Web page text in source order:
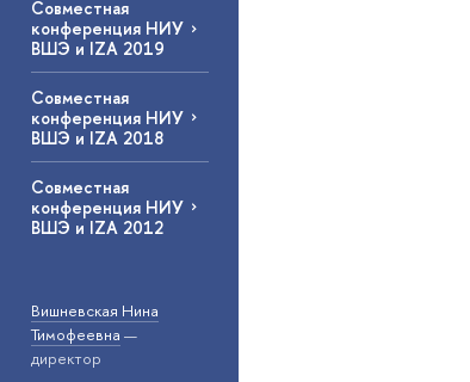
Совместная
конференция НИУ
ВШЭ и IZA 2019
Совместная
конференция НИУ
ВШЭ и IZA 2018
Совместная
конференция НИУ
ВШЭ и IZA 2012
Вишневская Нина
Тимофеевна —
директор